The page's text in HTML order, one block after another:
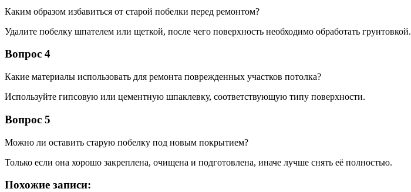
Каким образом избавиться от старой побелки перед ремонтом?
Удалите побелку шпателем или щеткой, после чего поверхность необходимо обработать грунтовкой.
Вопрос 4
Какие материалы использовать для ремонта поврежденных участков потолка?
Используйте гипсовую или цементную шпаклевку, соответствующую типу поверхности.
Вопрос 5
Можно ли оставить старую побелку под новым покрытием?
Только если она хорошо закреплена, очищена и подготовлена, иначе лучше снять её полностью.
Похожие записи: